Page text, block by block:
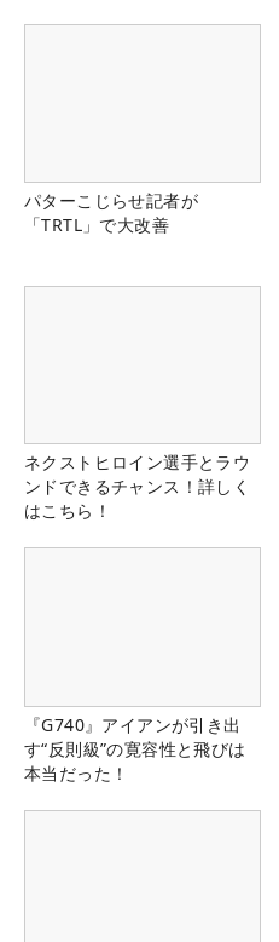
パターこじらせ記者が
「TRTL」で大改善
ネクストヒロイン選手とラウ
ンドできるチャンス！詳しく
はこちら！
『G740』アイアンが引き出
す“反則級”の寛容性と飛びは
本当だった！